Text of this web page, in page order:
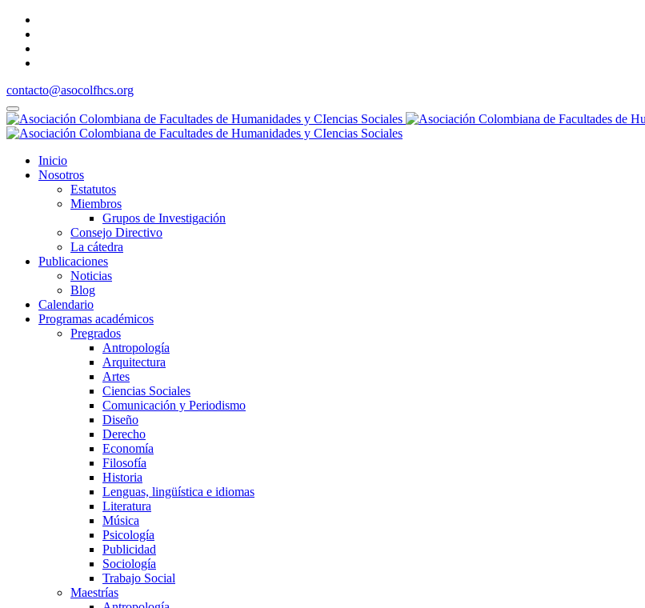
contacto@asocolfhcs.org
Inicio
Nosotros
Estatutos
Miembros
Grupos de Investigación
Consejo Directivo
La cátedra
Publicaciones
Noticias
Blog
Calendario
Programas académicos
Pregrados
Antropología
Arquitectura
Artes
Ciencias Sociales
Comunicación y Periodismo
Diseño
Derecho
Economía
Filosofía
Historia
Lenguas, lingüística e idiomas
Literatura
Música
Psicología
Publicidad
Sociología
Trabajo Social
Maestrías